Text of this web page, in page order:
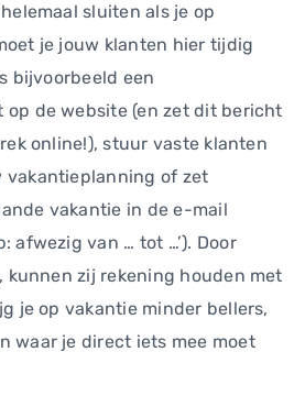
sluiten als je op
je jouw klanten hier tijdig
bijvoorbeeld een
de website (en zet dit bericht
online!), stuur vaste klanten
vakantieplanning of zet
vakantie in de e-mail
afwezig van … tot …’). Door
zij rekening houden met
je op vakantie minder bellers,
waar je direct iets mee moet